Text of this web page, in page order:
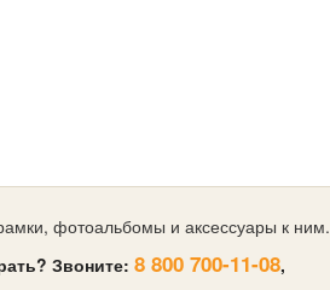
фотоальбомы и аксессуары к ним.
Звоните: 8 800 700-11-08,